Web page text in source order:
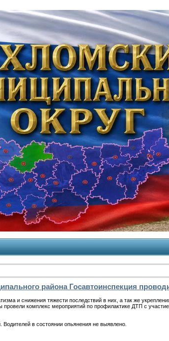
района Госавтоинспекция
и снижения тяжести последствий в них, а так же
провели комплекс мероприятий по профилактике ДТП с
в состоянии опьянения не выявлено.